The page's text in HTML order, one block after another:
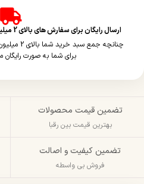
ارسال رایگان برای سفارش های بالای 2 میلیون و 500 هزار تومان(غیر حجمی)
برای شما به صورت
تضمین قیمت محصولات
بهترین قیمت بین رقبا
تضمین کیفیت و اصالت
فروش بی واسطه